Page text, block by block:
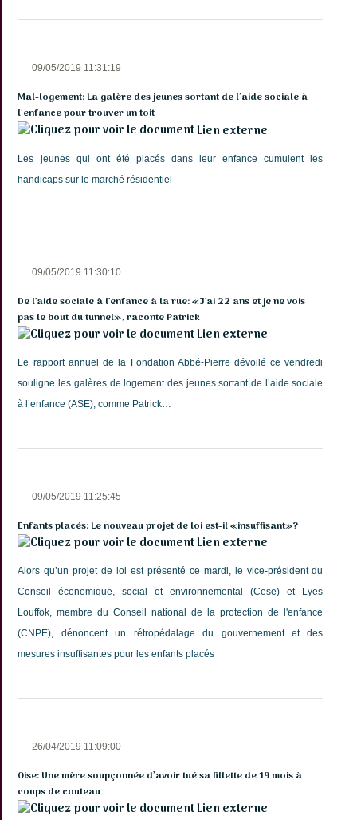
09/05/2019 11:31:19
Mal-logement: La galère des jeunes sortant de l’aide sociale à
l’enfance pour trouver un toit
Lien externe
Les jeunes qui ont été placés dans leur enfance cumulent les
handicaps sur le marché résidentiel
09/05/2019 11:30:10
De l'aide sociale à l'enfance à la rue: «J'ai 22 ans et je ne vois
pas le bout du tunnel», raconte Patrick
Lien externe
Le rapport annuel de la Fondation Abbé-Pierre dévoilé ce vendredi
souligne les galères de logement des jeunes sortant de l’aide sociale
à l’enfance (ASE), comme Patrick…
09/05/2019 11:25:45
Enfants placés: Le nouveau projet de loi est-il «insuffisant»?
Lien externe
Alors qu’un projet de loi est présenté ce mardi, le vice-président du
Conseil économique, social et environnemental (Cese) et Lyes
Louffok, membre du Conseil national de la protection de l'enfance
(CNPE), dénoncent un rétropédalage du gouvernement et des
mesures insuffisantes pour les enfants placés
26/04/2019 11:09:00
Oise: Une mère soupçonnée d’avoir tué sa fillette de 19 mois à
coups de couteau
Lien externe